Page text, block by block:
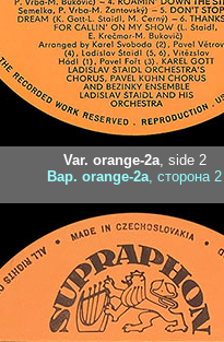
Var. orange-2a, side 2
Вар. orange-2a, сторона 2